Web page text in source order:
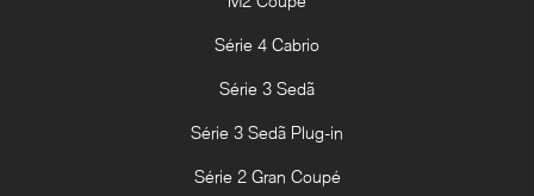
Série 4 Cabrio
Série 3 Sedã
Série 3 Sedã Plug-in
Série 2 Gran Coupé